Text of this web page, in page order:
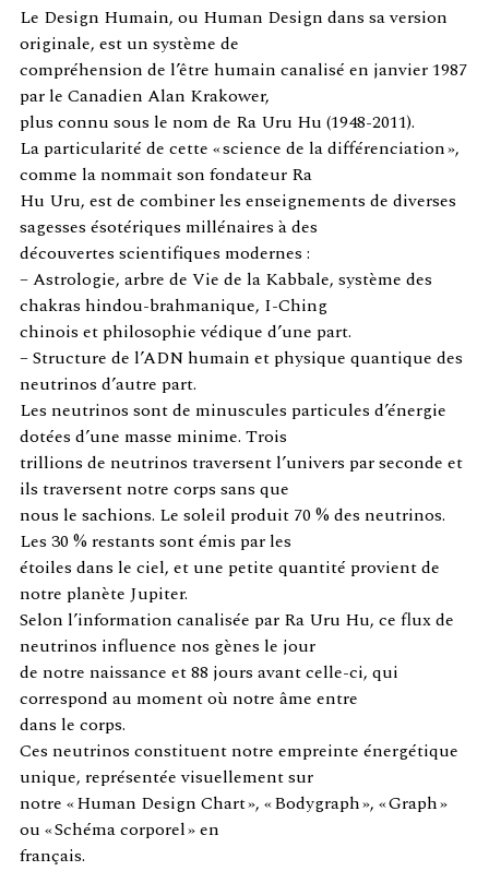
Le Design Humain, ou Human Design dans sa version
originale, est un système de
compréhension de l’être humain canalisé en janvier 1987
par le Canadien Alan Krakower,
plus connu sous le nom de Ra Uru Hu (1948-2011).
La particularité de cette « science de la différenciation »,
comme la nommait son fondateur Ra
Hu Uru, est de combiner les enseignements de diverses
sagesses ésotériques millénaires à des
découvertes scientifiques modernes :
– Astrologie, arbre de Vie de la Kabbale, système des
chakras hindou-brahmanique, I-Ching
chinois et philosophie védique d’une part.
– Structure de l’ADN humain et physique quantique des
neutrinos d’autre part.
Les neutrinos sont de minuscules particules d’énergie
dotées d’une masse minime. Trois
trillions de neutrinos traversent l’univers par seconde et
ils traversent notre corps sans que
nous le sachions. Le soleil produit 70 % des neutrinos.
Les 30 % restants sont émis par les
étoiles dans le ciel, et une petite quantité provient de
notre planète Jupiter.
Selon l’information canalisée par Ra Uru Hu, ce flux de
neutrinos influence nos gènes le jour
de notre naissance et 88 jours avant celle-ci, qui
correspond au moment où notre âme entre
dans le corps.
Ces neutrinos constituent notre empreinte énergétique
unique, représentée visuellement sur
notre « Human Design Chart », « Bodygraph », « Graph »
ou « Schéma corporel » en
français.